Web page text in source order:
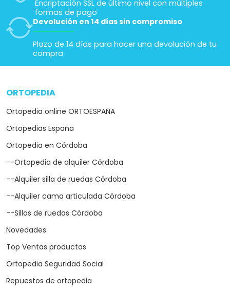
Encriptación SSL de último nivel con múltiples
formas de pago
Devolución en 14 días sin compromiso
Plazo de 14 días para hacer una devolución de tu
compra
ORTOPEDIA
Ortopedia online ORTOESPAÑA
Ortopedias España
Ortopedia en Córdoba
--Ortopedia de alquiler Córdoba
--Alquiler silla de ruedas Córdoba
--Alquiler cama articulada Córdoba
--Sillas de ruedas Córdoba
Novedades
Top Ventas productos
Ortopedia Seguridad Social
Repuestos de ortopedia